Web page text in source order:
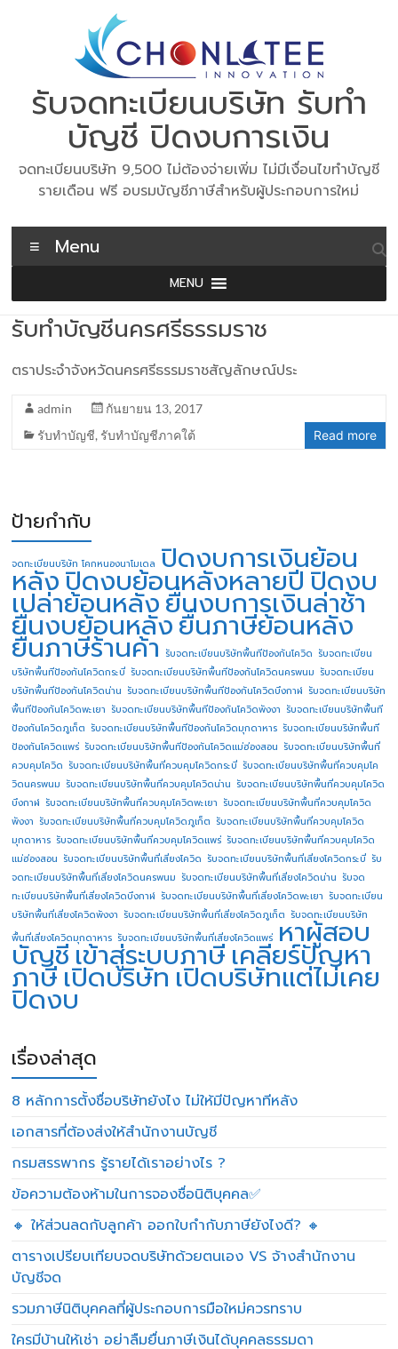
รับจดทะเบียนบริษัท รับทำ
บัญชี ปิดงบการเงิน
จดทะเบียนบริษัท 9,500 ไม่ต้องจ่ายเพิ่ม ไม่มีเงื่อนไขทำบัญชี
รายเดือน ฟรี อบรมบัญชีภาษีสำหรับผู้ประกอบการใหม่
Menu
MENU
รับทำบัญชีนครศรีธรรมราช
ตราประจำจังหวัดนครศรีธรรมราชสัญลักษณ์ประ
admin
กันยายน 13, 2017
รับทำบัญชี, รับทำบัญชีภาคใต้ Read more
ป้ายกำกับ
จดทะเบียนบริษัท โคกหนองนาโมเดล ปิดงบการเงินย้อน
หลังปิดงบย้อนหลังหลายปี ปิดงบ
เปล่าย้อนหลังยื่นงบการเงินล่าช้า
ยื่นงบย้อนหลังยื่นภาษีย้อนหลัง
ยื่นภาษีร้านค้า รับจดทะเบียนบริษัทพื้นทีป้องกันโควิด รับจดทะเบียน
บริษัทพื้นทีป้องกันโควิดกระบี่ รับจดทะเบียนบริษัทพื้นทีป้องกันโควิดนครพนม รับจดทะเบียน
บริษัทพื้นทีป้องกันโควิดน่าน รับจดทะเบียนบริษัทพื้นทีป้องกันโควิดบึงกาฬ รับจดทะเบียนบริษัท
พื้นทีป้องกันโควิดพะเยา รับจดทะเบียนบริษัทพื้นทีป้องกันโควิดพังงา รับจดทะเบียนบริษัทพื้นที
ป้องกันโควิดภูเก็ต รับจดทะเบียนบริษัทพื้นทีป้องกันโควิดมุกดาหาร รับจดทะเบียนบริษัทพื้นที
ป้องกันโควิดแพร่ รับจดทะเบียนบริษัทพื้นทีป้องกันโควิดแม่ฮ่องสอน รับจดทะเบียนบริษัทพื้นที่
ควบคุมโควิด รับจดทะเบียนบริษัทพื้นที่ควบคุมโควิดกระบี่ รับจดทะเบียนบริษัทพื้นที่ควบคุมโค
วิดนครพนม รับจดทะเบียนบริษัทพื้นที่ควบคุมโควิดน่าน รับจดทะเบียนบริษัทพื้นที่ควบคุมโควิด
บึงกาฬ รับจดทะเบียนบริษัทพื้นที่ควบคุมโควิดพะเยา รับจดทะเบียนบริษัทพื้นที่ควบคุมโควิด
พังงา รับจดทะเบียนบริษัทพื้นที่ควบคุมโควิดภูเก็ต รับจดทะเบียนบริษัทพื้นที่ควบคุมโควิด
มุกดาหาร รับจดทะเบียนบริษัทพื้นที่ควบคุมโควิดแพร่ รับจดทะเบียนบริษัทพื้นที่ควบคุมโควิด
แม่ฮ่องสอน รับจดทะเบียนบริษัทพื้นที่เสี่ยงโควิด รับจดทะเบียนบริษัทพื้นที่เสี่ยงโควิดกระบี่ รับ
จดทะเบียนบริษัทพื้นที่เสี่ยงโควิดนครพนม รับจดทะเบียนบริษัทพื้นที่เสี่ยงโควิดน่าน รับจด
ทะเบียนบริษัทพื้นที่เสี่ยงโควิดบึงกาฬ รับจดทะเบียนบริษัทพื้นที่เสี่ยงโควิดพะเยา รับจดทะเบียน
บริษัทพื้นที่เสี่ยงโควิดพังงา รับจดทะเบียนบริษัทพื้นที่เสี่ยงโควิดภูเก็ต รับจดทะเบียนบริษัท
พื้นที่เสี่ยงโควิดมุกดาหาร รับจดทะเบียนบริษัทพื้นที่เสี่ยงโควิดแพร่ หาผู้สอบ
บัญชี เข้าสู่ระบบภาษี เคลียร์ปัญหา
ภาษีเปิดบริษัทเปิดบริษัทแต่ไม่เคย
ปิดงบ
เรื่องล่าสุด
8 หลักการตั้งชื่อบริษัทยังไง ไม่ให้มีปัญหาทีหลัง
เอกสารที่ต้องส่งให้สำนักงานบัญชี
กรมสรรพากร รู้รายได้เราอย่างไร ?
ข้อความต้องห้ามในการจองชื่อนิติบุคคล✅
🔸 ให้ส่วนลดกับลูกค้า ออกใบกำกับภาษียังไงดี? 🔸
ตารางเปรียบเทียบจดบริษัทด้วยตนเอง VS จ้างสำนักงาน
บัญชีจด
รวมภาษีนิติบุคคลที่ผู้ประกอบการมือใหม่ควรทราบ
ใครมีบ้านให้เช่า อย่าลืมยื่นภาษีเงินได้บุคคลธรรมดา